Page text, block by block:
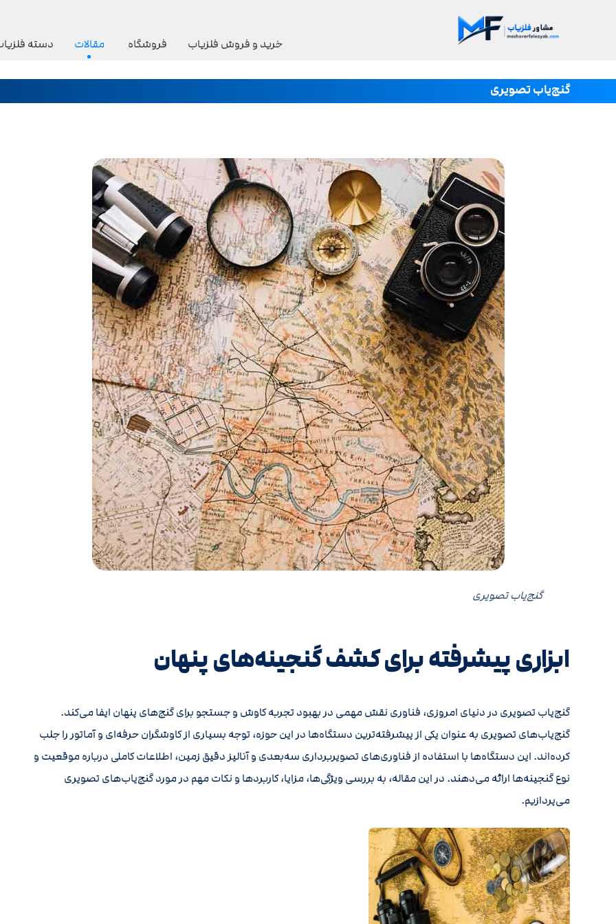
خرید و فروش فلزیاب فروشگاه مقالات دسته
گنج‌یاب تصویری
گنج‌یاب تصویری
ابزاری پیشرفته برای کشف گنجینه‌های پنهان
گنج‌یاب تصویری در دنیای امروزی، فناوری نقش مهمی در بهبود تجربه کاوش و جستجو برای گنج‌های پنهان ایفا می‌کند.
گنج‌یاب‌های تصویری به عنوان یکی از پیشرفته‌ترین دستگاه‌ها در این حوزه، توجه بسیاری از کاوشگران حرفه‌ای و آماتور را جلب
کرده‌اند. این دستگاه‌ها با استفاده از فناوری‌های تصویربرداری سه‌بعدی و آنالیز دقیق زمین، اطلاعات کاملی درباره موقعیت و
نوع گنجینه‌ها ارائه می‌دهند. در این مقاله، به بررسی ویژگی‌ها، مزایا، کاربردها و نکات مهم در مورد گنج‌یاب‌های تصویری
می‌پردازیم.